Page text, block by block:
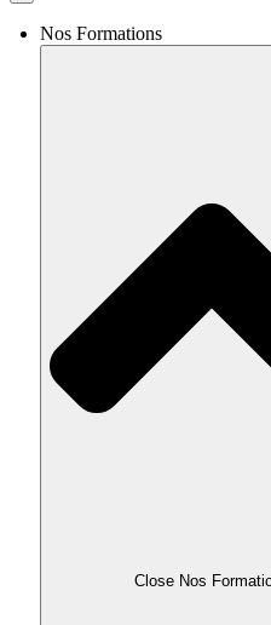
Nos Formations
Close Nos